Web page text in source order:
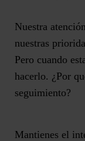
Nuestra
nuestras
Pero cuando
hacerlo. ¿Por
seguimiento?
Mantienes el